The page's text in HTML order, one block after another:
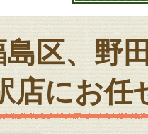
島区、野
店にお任